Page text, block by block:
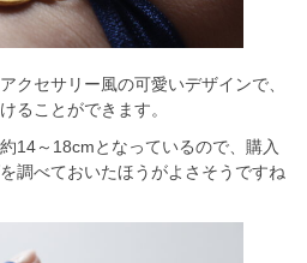
クセサリー風の可愛いデザインで、
ることができます。
14～18cmとなっているので、購入
調べておいたほうがよさそうですね